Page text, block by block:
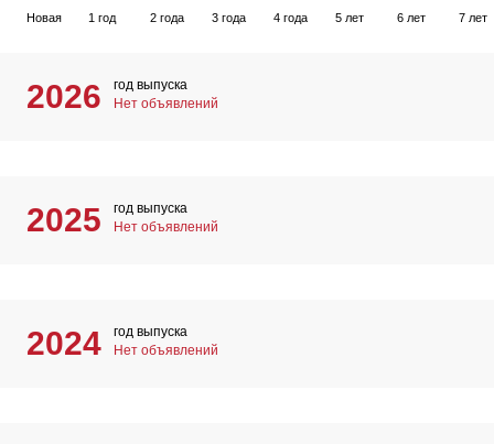
Новая 1 год 2 года 3 года 4 года 5 лет 6 лет 7 лет
2026
год выпуска
Нет объявлений
2025
год выпуска
Нет объявлений
2024
год выпуска
Нет объявлений